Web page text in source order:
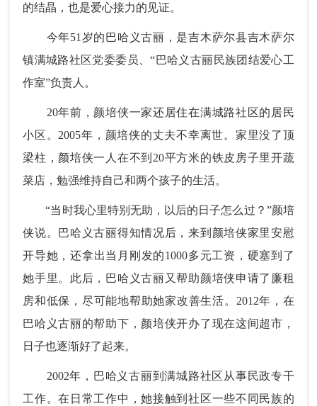
的结晶，也是爱心接力的见证。
今年51岁的巴哈义古丽，是吉木萨尔县吉木萨尔
镇满城路社区党委委员、“巴哈义古丽民族团结爱心工
作室”负责人。
20年前，颜培侠一家还居住在满城路社区的居民
小区。2005年，颜培侠的丈夫不幸离世。家里没了顶
梁柱，颜培侠一人在不到20平方米的铁皮房子里开蔬
菜店，勉强维持自己和两个孩子的生活。
“当时我心里特别无助，以后的日子怎么过？”颜培
侠说。巴哈义古丽得知情况后，来到颜培侠家里安慰
开导她，还拿出当月刚发的1000多元工资，硬塞到了
她手里。此后，巴哈义古丽又帮助颜培侠申请了廉租
房和低保，尽可能地帮助她家改善生活。2012年，在
巴哈义古丽的帮助下，颜培侠开办了现在这间超市，
日子也逐渐好了起来。
2002年，巴哈义古丽到满城路社区从事民政专干
工作。在日常工作中，她接触到社区一些不同民族的